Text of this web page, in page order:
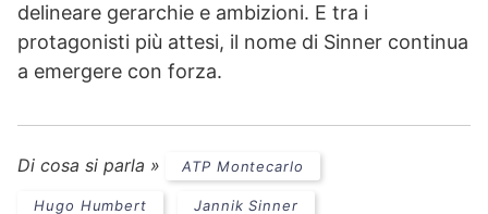
delineare gerarchie e ambizioni. E tra i
protagonisti più attesi, il nome di Sinner continua
a emergere con forza.
Di cosa si parla » ATP Montecarlo
Hugo Humbert Jannik Sinner